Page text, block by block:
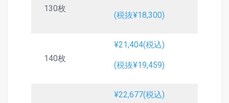
130枚
(税抜¥18,300)
140枚
¥21,404(税込)
(税抜¥19,459)
¥22,677(税込)